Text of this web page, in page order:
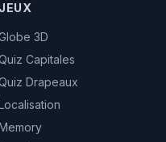
JEUX
3D
Capitales
Drapeaux